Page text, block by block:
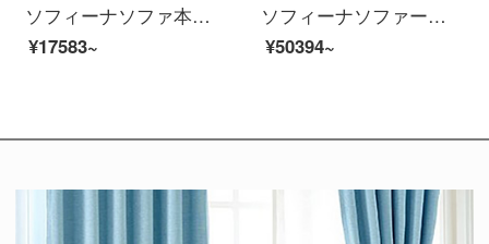
ソフィーナソファ本革ソファ北欧布芸ソファーは、シンプルでモダンなサイズの部屋型L字型の回転角セットソファーのシングルルームです。
¥17583~
ソフィーナソファー布芸ソファーイタリア式軽い贅沢な布芸ソファーは現代客間の小さな部屋型の回転角度を簡単に表します。リビング家具1+3ラテックスタイプです。
¥50394~